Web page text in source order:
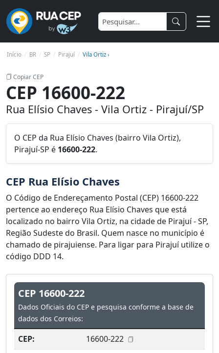
Início BR SP Pirajuí Vila Ortiz ›
Copiar CEP
CEP 16600-222
Rua Elísio Chaves - Vila Ortiz - Pirajuí/SP
O CEP da Rua Elísio Chaves (bairro Vila Ortiz),
Pirajuí-SP é 16600-222.
CEP Rua Elísio Chaves
O Código de Endereçamento Postal (CEP) 16600-222
pertence ao endereço Rua Elísio Chaves que está
localizado no bairro Vila Ortiz, na cidade de Pirajuí - SP,
Região Sudeste do Brasil. Quem nasce no município é
chamado de pirajuiense. Para ligar para Pirajuí utilize o
código DDD 14.
CEP 16600-222
Dados Oficiais do CEP e pesquisa conforme a base de
dados dos Correios:
CEP:
16600-222